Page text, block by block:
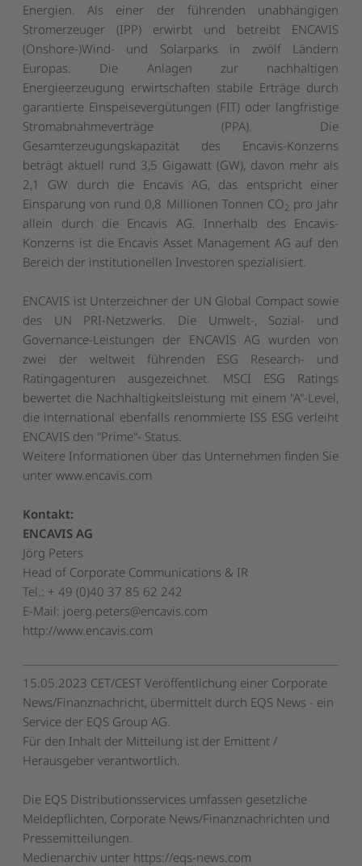
Energien. Als einer der führenden unabhängigen
Stromerzeuger (IPP) erwirbt und betreibt ENCAVIS
(Onshore-)Wind- und Solarparks in zwölf Ländern
Europas. Die Anlagen zur nachhaltigen
Energieerzeugung erwirtschaften stabile Erträge durch
garantierte Einspeisevergütungen (FIT) oder langfristige
Stromabnahmeverträge (PPA). Die
Gesamterzeugungskapazität des Encavis-Konzerns
beträgt aktuell rund 3,5 Gigawatt (GW), davon mehr als
2,1 GW durch die Encavis AG, das entspricht einer
Einsparung von rund 0,8 Millionen Tonnen CO2 pro Jahr
allein durch die Encavis AG. Innerhalb des Encavis-
Konzerns ist die Encavis Asset Management AG auf den
Bereich der institutionellen Investoren spezialisiert.
ENCAVIS ist Unterzeichner der UN Global Compact sowie
des UN PRI-Netzwerks. Die Umwelt-, Sozial- und
Governance-Leistungen der ENCAVIS AG wurden von
zwei der weltweit führenden ESG Research- und
Ratingagenturen ausgezeichnet. MSCI ESG Ratings
bewertet die Nachhaltigkeitsleistung mit einem "A"-Level,
die international ebenfalls renommierte ISS ESG verleiht
ENCAVIS den "Prime"- Status.
Weitere Informationen über das Unternehmen finden Sie
unterwww.encavis.com
Kontakt:
ENCAVIS AG
Jörg Peters
Head of Corporate Communications & IR
Tel.: + 49 (0)40 37 85 62 242
E-Mail: joerg.peters@encavis.com
http://www.encavis.com
15.05.2023 CET/CEST Veröffentlichung einer Corporate
News/Finanznachricht, übermittelt durch EQS News - ein
Service der EQS Group AG.
Für den Inhalt der Mitteilung ist der Emittent /
Herausgeber verantwortlich.
Die EQS Distributionsservices umfassen gesetzliche
Meldepflichten, Corporate News/Finanznachrichten und
Pressemitteilungen.
Medienarchiv unter https://eqs-news.com